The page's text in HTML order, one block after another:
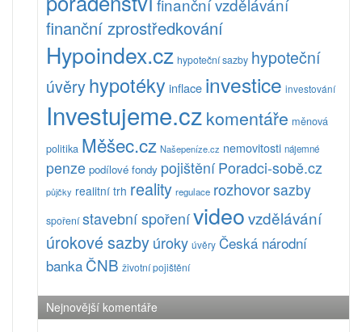
finanční vzdělávání
finanční zprostředkování
Hypoindex.cz hypoteční sazby hypoteční
úvěryhypotéky inflace investice investování
Investujeme.czkomentáře měnová
politika Měšec.cz Našepeníze.cz nemovitosti nájemné
penze podílové fondy pojištěníPoradci-sobě.cz
půjčky realitní trh reality regulace rozhovorsazby
spoření stavební spořenívideovzdělávání
úrokové sazbyúroky úvěry Česká národní
banka ČNB životní pojištění
Nejnovější komentáře